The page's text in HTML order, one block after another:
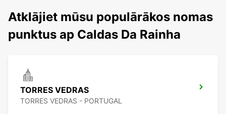
Atklājiet mūsu populārākos nomas
punktus ap Caldas Da Rainha
TORRES VEDRAS
TORRES VEDRAS - PORTUGAL